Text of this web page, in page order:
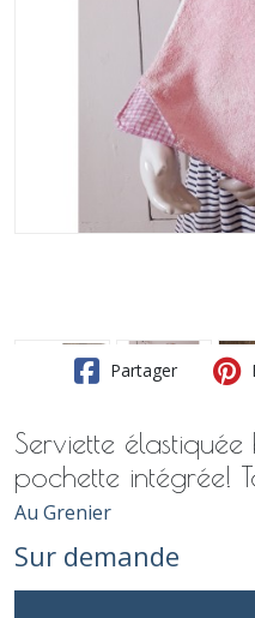
Partager
Serviette
pochette intégrée!
Au Grenier
Sur demande